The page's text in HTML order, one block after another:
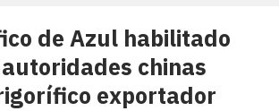
de Azul habilitado
chinas
exportador